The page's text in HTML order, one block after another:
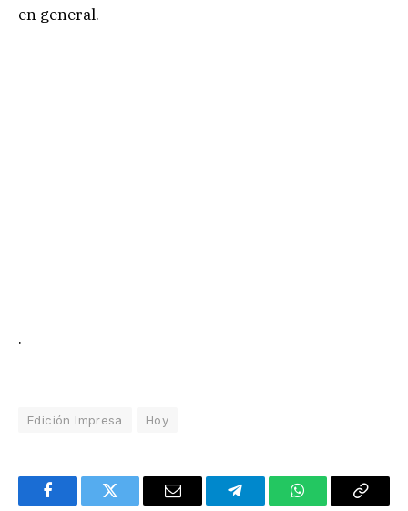
en general.
.
Edición Impresa Hoy
FacebookTwitter Email TelegramWhatsAppCopy